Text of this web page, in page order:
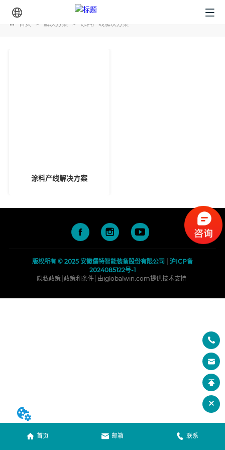
首页 > 解决方案 > 涂料产线解决方案
涂料产线解决方案
首页 邮箱 联系
版权所有 © 2025 安徽儒特智能装备股份有限公司
沪ICP备
2024085122号-1
隐私政策 政策和条件 由iglobalwin.com 提供技术支持